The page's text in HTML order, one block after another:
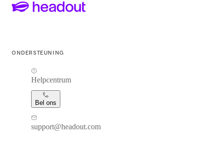
ONDERSTEUNING
Helpcentrum
Bel ons
support@headout.com